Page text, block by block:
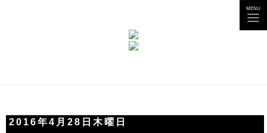
MENU
2016年4月28日木曜日